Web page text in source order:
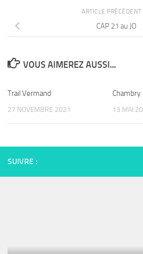
ARTICLE PRÉCÉDENT
CAP 21 au JO
VOUS AIMEREZ AUSSI...
Trail Vermand
27 NOVEMBRE 2021
Chambry
13 MAI
SUIVRE :